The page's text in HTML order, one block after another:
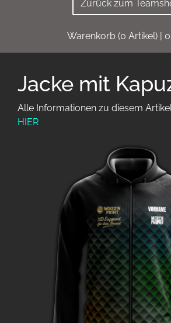
Zurück zum
Warenkorb (0 Artikel) |
Jacke mit
Alle Informationen zu diesem
HIER